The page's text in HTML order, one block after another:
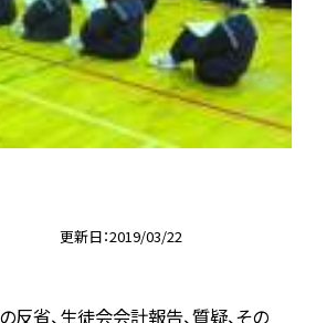
更新日 2019/03/22
反省、生徒会会計報告、質疑、その